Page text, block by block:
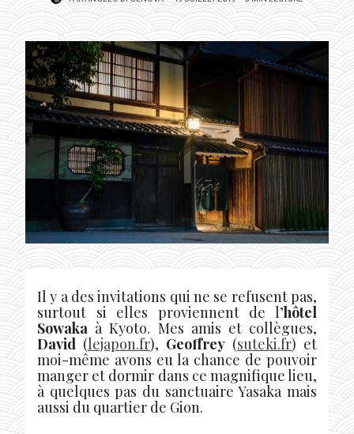
Il y a des invitations qui ne se refusent pas,
surtout si elles proviennent de l’hôtel
Sowaka à Kyoto. Mes amis et collègues,
David (lejapon.fr), Geoffrey (suteki.fr) et
moi-même avons eu la chance de pouvoir
manger et dormir dans ce magnifique lieu,
à quelques pas du sanctuaire Yasaka mais
aussi du quartier de Gion.